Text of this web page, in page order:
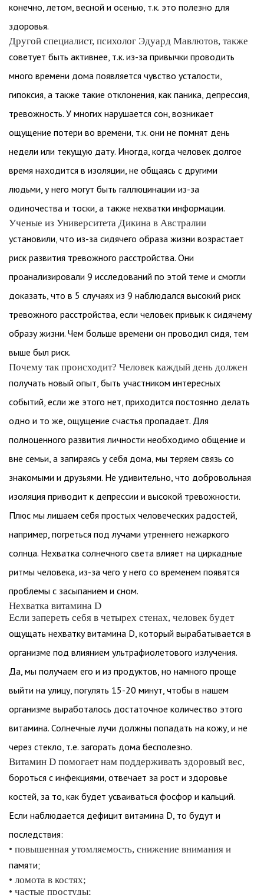
конечно, летом, весной и осенью, т.к. это полезно для
здоровья.
Другой специалист, психолог Эдуард Мавлютов, также
советует быть активнее, т.к. из-за привычки проводить
много времени дома появляется чувство усталости,
гипоксия, а также такие отклонения, как паника, депрессия,
тревожность. У многих нарушается сон, возникает
ощущение потери во времени, т.к. они не помнят день
недели или текущую дату. Иногда, когда человек долгое
время находится в изоляции, не общаясь с другими
людьми, у него могут быть галлюцинации из-за
одиночества и тоски, а также нехватки информации.
Ученые из Университета Дикина в Австралии
установили, что из-за сидячего образа жизни возрастает
риск развития тревожного расстройства. Они
проанализировали 9 исследований по этой теме и смогли
доказать, что в 5 случаях из 9 наблюдался высокий риск
тревожного расстройства, если человек привык к сидячему
образу жизни. Чем больше времени он проводил сидя, тем
выше был риск.
Почему так происходит? Человек каждый день должен
получать новый опыт, быть участником интересных
событий, если же этого нет, приходится постоянно делать
одно и то же, ощущение счастья пропадает. Для
полноценного развития личности необходимо общение и
вне семьи, а запираясь у себя дома, мы теряем связь со
знакомыми и друзьями. Не удивительно, что добровольная
изоляция приводит к депрессии и высокой тревожности.
Плюс мы лишаем себя простых человеческих радостей,
например, погреться под лучами утреннего нежаркого
солнца. Нехватка солнечного света влияет на циркадные
ритмы человека, из-за чего у него со временем появятся
проблемы с засыпанием и сном.
Нехватка витамина D
Если запереть себя в четырех стенах, человек будет
ощущать нехватку витамина D, который вырабатывается в
организме под влиянием ультрафиолетового излучения.
Да, мы получаем его и из продуктов, но намного проще
выйти на улицу, погулять 15-20 минут, чтобы в нашем
организме выработалось достаточное количество этого
витамина. Солнечные лучи должны попадать на кожу, и не
через стекло, т.е. загорать дома бесполезно.
Витамин D помогает нам поддерживать здоровый вес,
бороться с инфекциями, отвечает за рост и здоровье
костей, за то, как будет усваиваться фосфор и кальций.
Если наблюдается дефицит витамина D, то будут и
последствия:
• повышенная утомляемость, снижение внимания и
памяти;
• ломота в костях;
• частые простуды;